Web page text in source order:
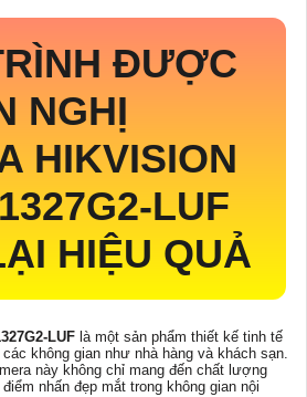
ĐƯỢC
NGHỊ
HIKVISION
LUF
HIỆU QUẢ
LUF là một sản phẩm thiết kế tinh tế
không gian như nhà hàng và khách sạn.
này không chỉ mang đến chất lượng
nhấn đẹp mắt trong không gian nội